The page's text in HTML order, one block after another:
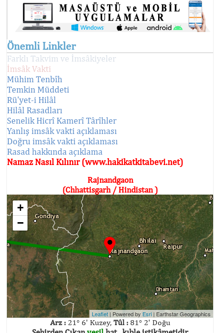
Önemli Linkler
Farklı Takvim ve İmsâkiyeler
İmsâk Vakti
Mühim Tenbîh
Temkin Müddeti
Rü'yet-i Hilâl
Hilâl Rasadları
Senelik Hicrî Kamerî Târîhler
Yanlış imsâk vakti açıklaması
Doğru imsâk vakti açıklaması
Rasad hakkında açıklama
Namaz Nasıl Kılınır (www.hakikatkitabevi.net)
Rajnandgaon
(Chhattisgarh / Hindistan )
+
−
Leaflet | Powered by Esri | Earthstar Geographics
Arz :21° 6' Kuzey, Tûl :81° 2' Doğu